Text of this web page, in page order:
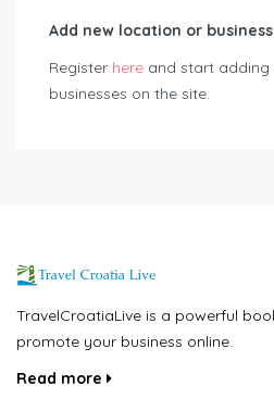
Add new location or business
Register here and start
businesses on the site.
TravelCroatiaLive is a powerful
promote your business online.
Read more